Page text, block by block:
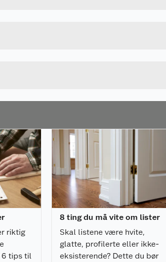
riktig
6 tips til
8 ting du må vite om lister
Skal listene være hvite,
glatte, profilerte eller ikke-
eksisterende? Dette du bør